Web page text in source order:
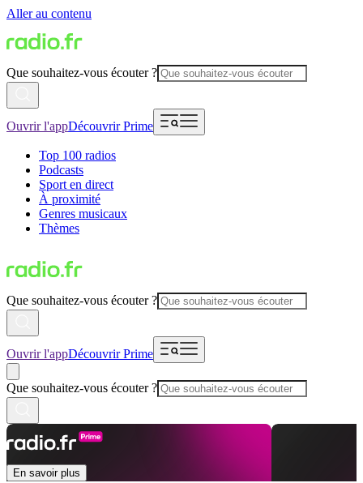
Aller au contenu
Que souhaitez-vous écouter ?
Ouvrir l'appDécouvrir Prime
Top 100 radios
Podcasts
Sport en direct
À proximité
Genres musicaux
Thèmes
Que souhaitez-vous écouter ?
Ouvrir l'appDécouvrir Prime
Que souhaitez-vous écouter ?
En savoir plus